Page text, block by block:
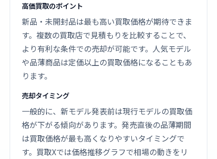
高価買取のポイント
新品・未開封品は最も高い買取価格が期待できま
す。複数の買取店で見積もりを比較することで、
より有利な条件での売却が可能です。人気モデル
や品薄商品は定価以上の買取価格になることもあ
ります。
売却タイミング
一般的に、新モデル発表前は現行モデルの買取価
格が下がる傾向があります。発売直後の品薄期間
は買取価格が最も高くなりやすいタイミングで
す。買取Xでは価格推移グラフで相場の動きをリ